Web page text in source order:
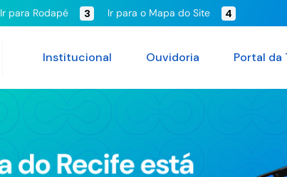
Ir para Rodapé 3 Ir para o Mapa do Site 4
Institucional Ouvidoria Portal da